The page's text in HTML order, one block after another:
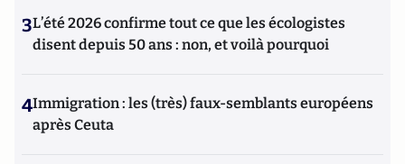
3L’été 2026 confirme tout ce que les écologistes
disent depuis 50 ans : non, et voilà pourquoi
4Immigration : les (très) faux-semblants européens
après Ceuta